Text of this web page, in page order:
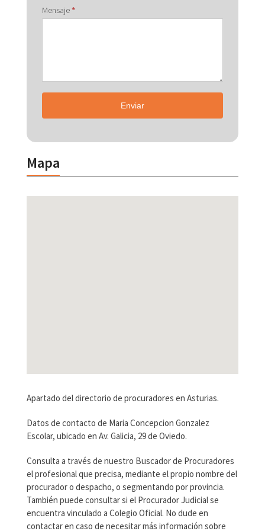
Mensaje*
Enviar
Mapa
Apartado del directorio de procuradores en Asturias.
Datos de contacto de Maria Concepcion Gonzalez
Escolar, ubicado en Av. Galicia, 29 de Oviedo.
Consulta a través de nuestro Buscador de Procuradores
el profesional que precisa, mediante el propio nombre del
procurador o despacho, o segmentando por provincia.
También puede consultar si el Procurador Judicial se
encuentra vinculado a Colegio Oficial. No dude en
contactar en caso de necesitar más información sobre